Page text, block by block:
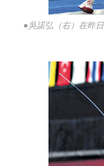
●吳諾弘（右）在昨